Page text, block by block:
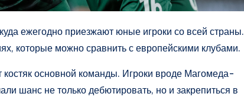
ежегодно приезжают юные игроки со всей страны.
которые можно сравнить с европейскими клубами.
основной команды. Игроки вроде Магомеда-
шанс не только дебютировать, но и закрепиться в